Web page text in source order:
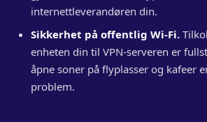
internettleverandøren din.
Sikkerhet på offentlig Wi-Fi.
enheten din til VPN-serveren er
åpne soner på flyplasser og kafeer
problem.